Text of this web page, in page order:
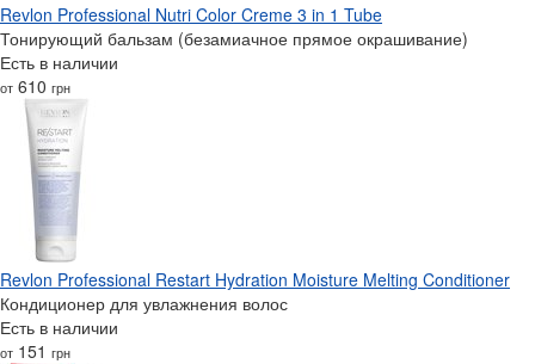
Revlon Professional Nutri Color Creme 3 in 1 Tube
Тонирующий бальзам (безамиачное прямое окрашивание)
Есть в наличии
от 610 грн
Revlon Professional Restart Hydration Moisture Melting Conditioner
Кондиционер для увлажнения волос
Есть в наличии
от 151 грн